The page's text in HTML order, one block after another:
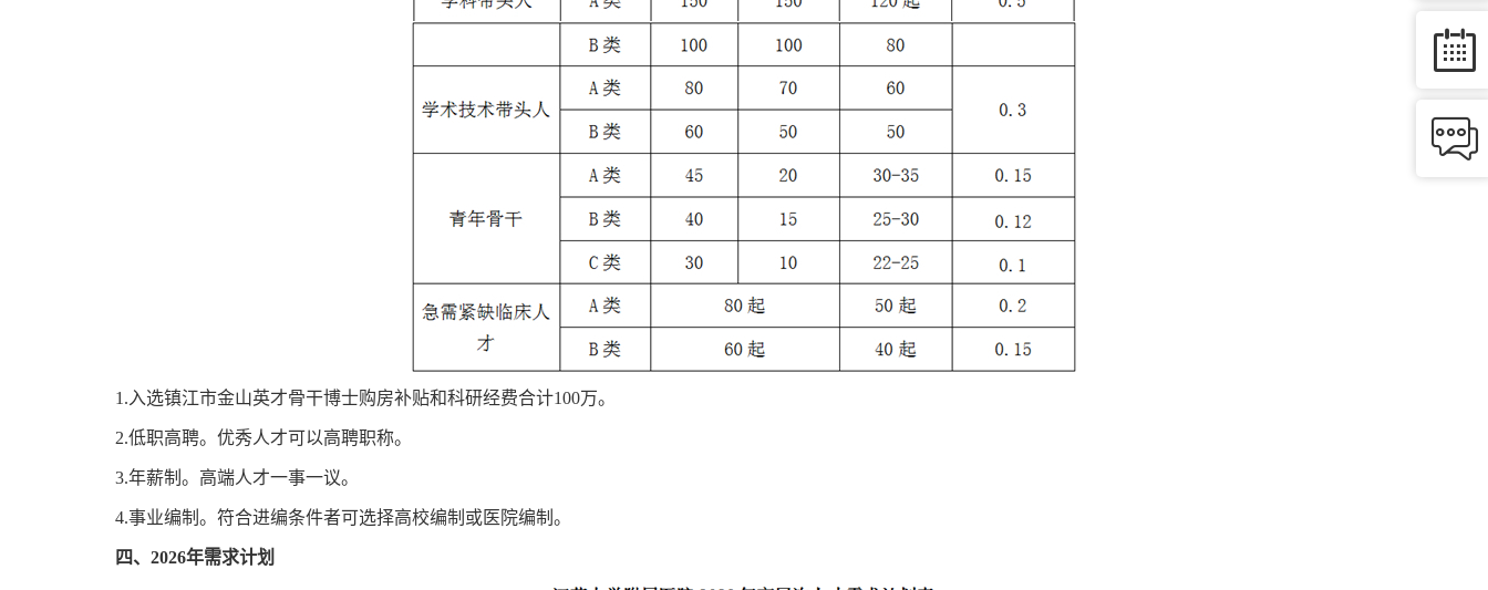
1.入选镇江市金山英才骨干博士购房补贴和科研经费合计100万。
2.低职高聘。优秀人才可以高聘职称。
3.年薪制。高端人才一事一议。
4.事业编制。符合进编条件者可选择高校编制或医院编制。
四、2026年需求计划

